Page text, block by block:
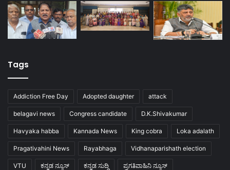
Tags
Addiction Free Day Adopted daughter attack
belagavi news Congress candidate D.K.Shivakumar
Havyaka habba Kannada News King cobra Loka adalath
Pragativahini News Rayabhaga Vidhanaparishath election
VTU ಕನ್ನಡ ನ್ಯೂಸ್ ಕನ್ನಡ ಸುದ್ದಿ ಪ್ರಗತಿವಾಹಿನಿ ನ್ಯೂಸ್